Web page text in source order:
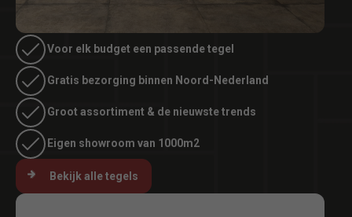
Voor elk budget een passende tegel
Gratis bezorging binnen Noord-Nederland
Groot assortiment & de nieuwste trends
Eigen showroom van 1000m2
Bekijk alle tegels